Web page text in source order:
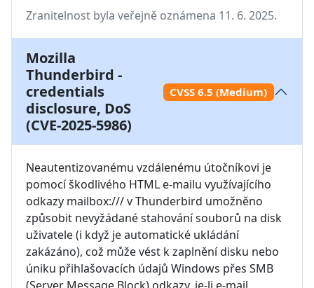
Zranitelnost byla veřejně oznámena 11. 6. 2025.
Mozilla
Thunderbird -
credentials
disclosure, DoS
(CVE-2025-5986)
CVSS 6.5 (Medium)
Neautentizovanému vzdálenému útočníkovi je
pomocí škodlivého HTML e-mailu využívajícího
odkazy mailbox:/// v Thunderbird umožněno
způsobit nevyžádané stahování souborů na disk
uživatele (i když je automatické ukládání
zakázáno), což může vést k zaplnění disku nebo
úniku přihlašovacích údajů Windows přes SMB